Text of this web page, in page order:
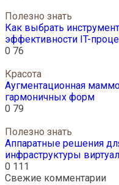
Полезно знать
Как выбрать
эффективности IT-
0 76
Красота
Аугментационная
гармоничных форм
0 79
Полезно знать
Аппаратные решения
инфраструктуры
0 111
Свежие комментарии